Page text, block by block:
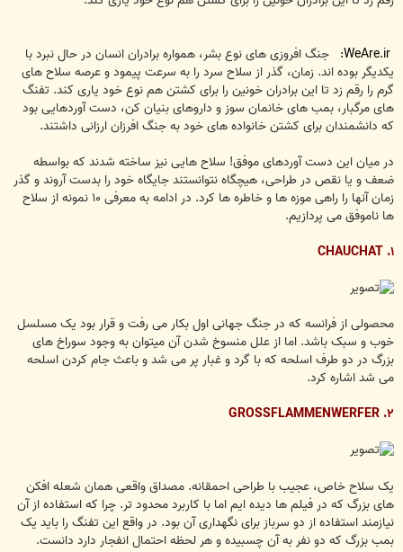
WeAre.ir:
جنگ افروزی های نوع بشر، همواره برادران انسان در حال نبرد با
یکدیگر بوده اند. زمان، گذر از سلاح سرد را به سرعت پیمود و عرصه سلاح های
گرم را رقم زد تا این برادران خونین را برای کشتن هم نوع خود یاری کند. تفنگ
های مرگبار، بمب های خانمان سوز و داروهای بنیان کن، دست آوردهایی بود
که دانشمندان برای کشتن خانواده های خود به جنگ افرزان ارزانی داشتند.
در میان این دست آوردهای موفق! سلاح هایی نیز ساخته شدند که بواسطه
ضعف و یا نقص در طراحی، هیچگاه نتوانستند جایگاه خود را بدست آروند و گذر
زمان آنها را راهی موزه ها و خاطره ها کرد. در ادامه به معرفی ۱۰ نمونه از سلاح
ها ناموفق می پردازیم.
۱. CHAUCHAT
محصولی از فرانسه که در جنگ جهانی اول بکار می رفت و قرار بود یک مسلسل
خوب و سبک باشد. اما از علل منسوخ شدن آن میتوان به وجود سوراخ های
بزرگ در دو طرف اسلحه که با گرد و غبار پر می شد و باعث جام کردن اسلحه
می شد اشاره کرد.
۲. GROSSFLAMMENWERFER
یک سلاح خاص، عجیب با طراحی احمقانه. مصداق واقعی همان شعله افکن
های بزرگ که در فیلم ها دیده ایم اما با کاربرد محدود تر. چرا که استفاده از آن
نیازمند استفاده از دو سرباز برای نگهداری آن بود. در واقع این تفنگ را باید یک
بمب بزرگ که دو نفر به آن چسبیده و هر لحظه احتمال انفجار دارد دانست.